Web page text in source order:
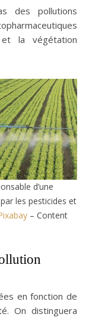
des pollutions
la végétation
d’une
les pesticides et
– Content
en fonction de
On distinguera